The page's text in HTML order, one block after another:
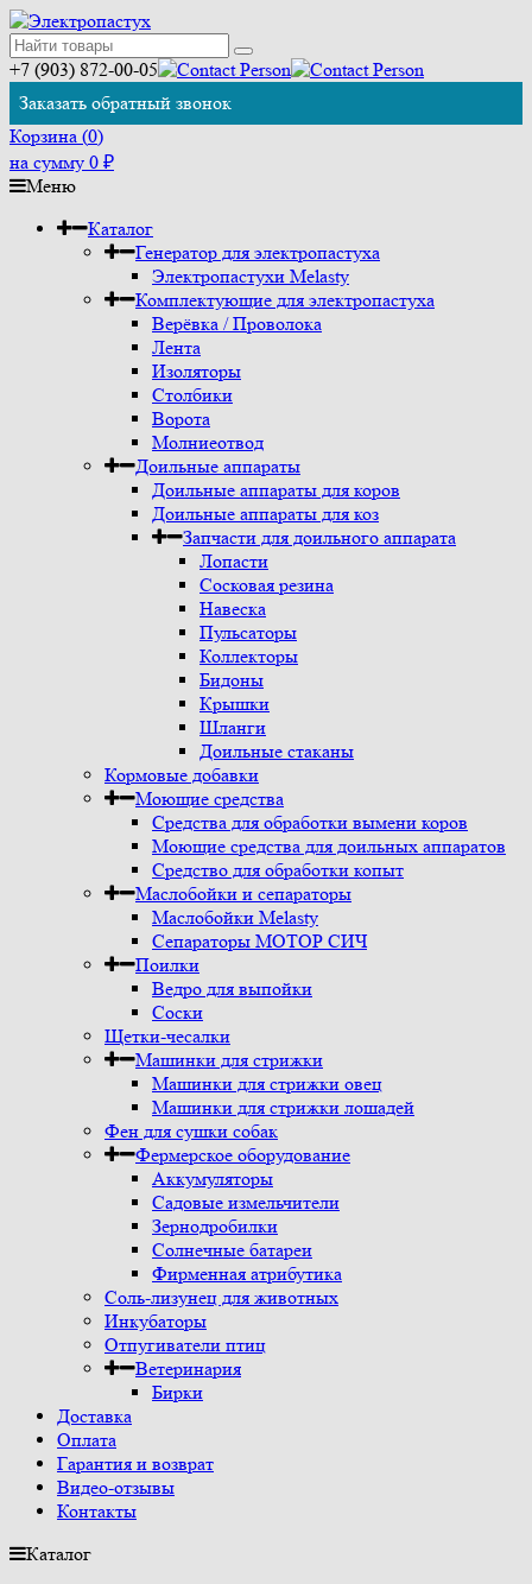
+7 (903) 872-00-05
Заказать обратный звонок
Корзина (0)
на сумму 0 ₽
Меню
Каталог
Генератор для электропастуха
Электропастухи Melasty
Комплектующие для электропастуха
Верёвка / Проволока
Лента
Изоляторы
Столбики
Ворота
Молниеотвод
Доильные аппараты
Доильные аппараты для коров
Доильные аппараты для коз
Запчасти для доильного аппарата
Лопасти
Сосковая резина
Навеска
Пульсаторы
Коллекторы
Бидоны
Крышки
Шланги
Доильные стаканы
Кормовые добавки
Моющие средства
Средства для обработки вымени коров
Моющие средства для доильных аппаратов
Средство для обработки копыт
Маслобойки и сепараторы
Маслобойки Melasty
Сепараторы МОТОР СИЧ
Поилки
Ведро для выпойки
Соски
Щетки-чесалки
Машинки для стрижки
Машинки для стрижки овец
Машинки для стрижки лошадей
Фен для сушки собак
Фермерское оборудование
Аккумуляторы
Садовые измельчители
Зернодробилки
Солнечные батареи
Фирменная атрибутика
Соль-лизунец для животных
Инкубаторы
Отпугиватели птиц
Ветеринария
Бирки
Доставка
Оплата
Гарантия и возврат
Видео-отзывы
Контакты
Каталог